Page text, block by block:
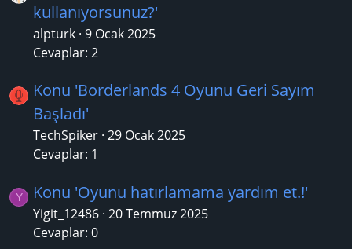
kullanıyorsunuz?'
alpturk 9 Ocak 2025
Cevaplar: 2
Konu 'Borderlands 4 Oyunu Geri Sayım
Başladı'
TechSpiker 29 Ocak 2025
Cevaplar: 1
Y Konu 'Oyunu hatırlamama yardım et.!'
Yigit_12486 20 Temmuz 2025
Cevaplar: 0